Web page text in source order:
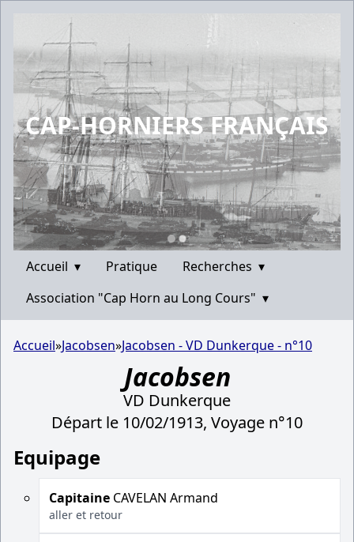
CAP-HORNIERS FRANÇAIS
Accueil ▾ Pratique Recherches ▾
Association "Cap Horn au Long Cours" ▾
Accueil»Jacobsen»Jacobsen - VD Dunkerque - n°10
Jacobsen
VD Dunkerque
Départ le 10/02/1913, Voyage n°10
Equipage
Capitaine CAVELAN Armand
aller et retour